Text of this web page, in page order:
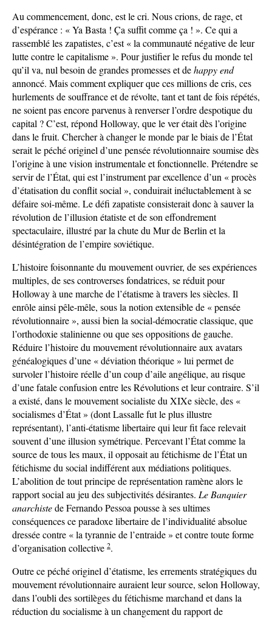
Au commencement, donc, est le cri. Nous crions, de rage, et
d’espérance : « Ya Basta ! Ça suffit comme ça ! ». Ce qui a
rassemblé les zapatistes, c’est « la communauté négative de leur
lutte contre le capitalisme ». Pour justifier le refus du monde tel
qu’il va, nul besoin de grandes promesses et dehappy end
annoncé. Mais comment expliquer que ces millions de cris, ces
hurlements de souffrance et de révolte, tant et tant de fois répétés,
ne soient pas encore parvenus à renverser l’ordre despotique du
capital ? C’est, répond Holloway, que le ver était dès l’origine
dans le fruit. Chercher à changer le monde par le biais de l’État
serait le péché originel d’une pensée révolutionnaire soumise dès
l’origine à une vision instrumentale et fonctionnelle. Prétendre se
servir de l’État, qui est l’instrument par excellence d’un « procès
d’étatisation du conflit social », conduirait inéluctablement à se
défaire soi-même. Le défi zapatiste consisterait donc à sauver la
révolution de l’illusion étatiste et de son effondrement
spectaculaire, illustré par la chute du Mur de Berlin et la
désintégration de l’empire soviétique.
L’histoire foisonnante du mouvement ouvrier, de ses expériences
multiples, de ses controverses fondatrices, se réduit pour
Holloway à une marche de l’étatisme à travers les siècles. Il
enrôle ainsi pêle-mêle, sous la notion extensible de « pensée
révolutionnaire », aussi bien la social-démocratie classique, que
l’orthodoxie stalinienne ou que ses oppositions de gauche.
Réduire l’histoire du mouvement révolutionnaire aux avatars
généalogiques d’une « déviation théorique » lui permet de
survoler l’histoire réelle d’un coup d’aile angélique, au risque
d’une fatale confusion entre les Révolutions et leur contraire. S’il
a existé, dans le mouvement socialiste du XIXe siècle, des «
socialismes d’État » (dont Lassalle fut le plus illustre
représentant), l’anti-étatisme libertaire qui leur fit face relevait
souvent d’une illusion symétrique. Percevant l’État comme la
source de tous les maux, il opposait au fétichisme de l’État un
fétichisme du social indifférent aux médiations politiques.
L’abolition de tout principe de représentation ramène alors le
rapport social au jeu des subjectivités désirantes. Le Banquier
anarchistede Fernando Pessoa pousse à ses ultimes
conséquences ce paradoxe libertaire de l’individualité absolue
dressée contre « la tyrannie de l’entraide » et contre toute forme
d’organisation collective 2.
Outre ce péché originel d’étatisme, les errements stratégiques du
mouvement révolutionnaire auraient leur source, selon Holloway,
dans l’oubli des sortilèges du fétichisme marchand et dans la
réduction du socialisme à un changement du rapport de